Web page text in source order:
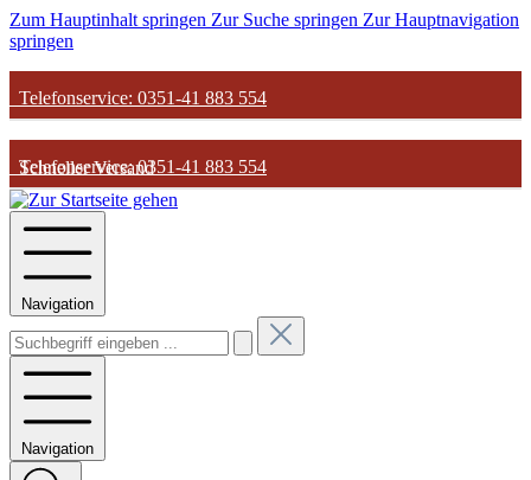
Zum Hauptinhalt springen Zur Suche springen Zur Hauptnavigation
springen
Telefonservice: 0351-41 883 554
Schneller Versand
Günstige Parfum-Preise
Versandkostenfrei ab 50€
Telefonservice: 0351-41 883 554
Schneller Versand
Günstige Parfum-Preise
Versandkostenfrei ab 50€
Navigation
Navigation